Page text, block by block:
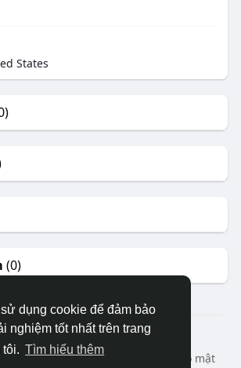
dụng cookie để đảm bảo
nghiệm tốt nhất trên trang
Tìm hiểu thêm
States
(0)
© 2026 DRVIET.COM
Liên hệ chúng tôi
Chính sách bảo mật